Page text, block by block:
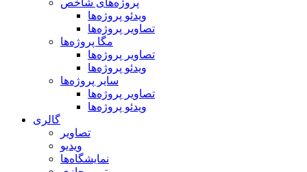
ویدئو پروژه‌ها
تصاویر پروژه‌ها
مگا پروژه‌ها
تصاویر پروژه‌ها
ویدئو پروژه‌ها
سایر پروژه‌ها
تصاویر پروژه‌ها
ویدئو پروژه‌ها
گالری
تصاویر
ویدیو
نمایشگاه‌ها